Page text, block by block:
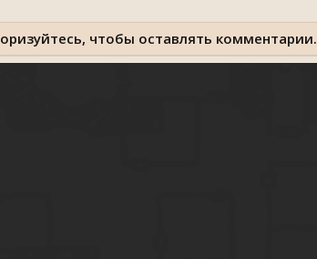
чтобы оставлять комментарии.